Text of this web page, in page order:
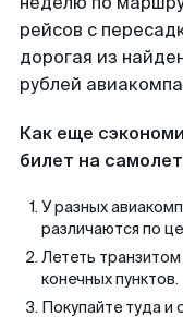
рейсов с
дорогая из
рублей
Как еще
билет на
У разных
различаются по
Лететь
конечных пунктов.
Покупайте туда и